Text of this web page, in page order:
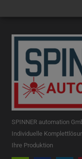
SPINNER automation
Individuelle
Ihre Produktion